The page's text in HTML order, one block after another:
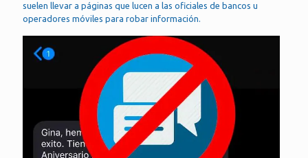
suelen llevar a páginas que lucen a las oficiales de bancos u
operadores móviles para robar información.